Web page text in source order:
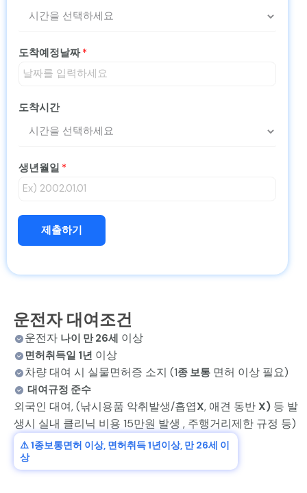
도착예정날짜*
도착시간
생년월일 *
제출하기
운전자 대여조건
운전자 나이 만 26세 이상
면허취득일 1년 이상
차량 대여 시 실물면허증 소지 (1종 보통 면허 이상 필요)
대여규정 준수
외국인 대여, (낚시용품 악취발생/흡엽X, 애견 동반X) 등 발
생시 실내 클리닉 비용 15만원 발생 , 주행거리제한 규정 등)
⚠️ 1종보통면허 이상, 면허취득 1년이상, 만 26세 이
상